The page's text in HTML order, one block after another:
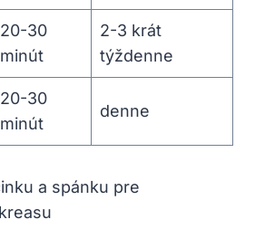
20-30
minút
2-3 krát
⁢týždenne
20-30
⁢minút
denne